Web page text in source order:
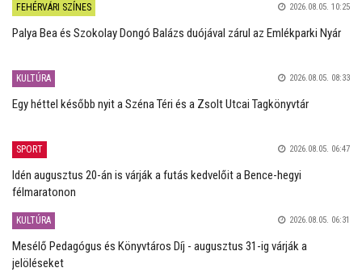
FEHÉRVÁRI SZÍNES 2026.08.05. 10:25
Palya Bea és Szokolay Dongó Balázs duójával zárul az Emlékparki Nyár
KULTÚRA 2026.08.05. 08:33
Egy héttel később nyit a Széna Téri és a Zsolt Utcai Tagkönyvtár
SPORT 2026.08.05. 06:47
Idén augusztus 20-án is várják a futás kedvelőit a Bence-hegyi
félmaratonon
KULTÚRA 2026.08.05. 06:31
Mesélő Pedagógus és Könyvtáros Díj - augusztus 31-ig várják a
jelöléseket